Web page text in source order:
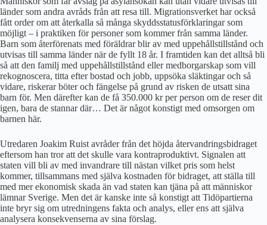
länder som andra avråds från att resa till. Migrationsverket har också
fått order om att återkalla så många skyddsstatusförklaringar som
möjligt – i praktiken för personer som kommer från samma länder.
Barn som återförenats med föräldrar blir av med uppehållstillstånd och
utvisas till samma länder när de fyllt 18 år. I framtiden kan det alltså bli
så att den familj med uppehållstillstånd eller medborgarskap som vill
rekognoscera, titta efter bostad och jobb, uppsöka släktingar och så
vidare, riskerar böter och fängelse på grund av risken de utsatt sina
barn för. Men därefter kan de få 350.000 kr per person om de reser dit
igen, bara de stannar där… Det är något konstigt med omsorgen om
barnen här.
Utredaren Joakim Ruist avråder från det höjda återvandringsbidraget
eftersom han tror att det skulle vara kontraproduktivt. Signalen att
staten vill bli av med invandrare till nästan vilket pris som helst
kommer, tillsammans med själva kostnaden för bidraget, att ställa till
med mer ekonomisk skada än vad staten kan tjäna på att människor
lämnar Sverige. Men det är kanske inte så konstigt att Tidöpartierna
inte bryr sig om utredningens fakta och analys, eller ens att själva
analysera konsekvenserna av sina förslag.